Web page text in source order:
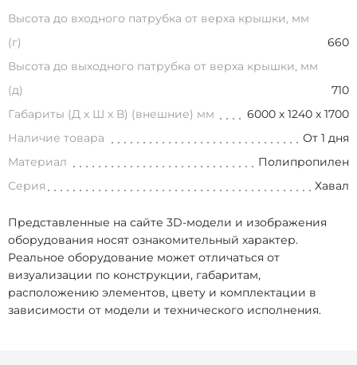
Высота до входного патрубка от верха крышки, мм
(г)
660
Высота до выходного патрубка от верха крышки, мм
(д)
710
Габариты (Д х Ш х В) (внешние) мм
6000 х 1240 х 1700
Наличие товара
От 1 дня
Материал
Полипропилен
Серия
Хавал
Представленные на сайте 3D-модели и изображения
оборудования носят ознакомительный характер.
Реальное оборудование может отличаться от
визуализации по конструкции, габаритам,
расположению элементов, цвету и комплектации в
зависимости от модели и технического исполнения.